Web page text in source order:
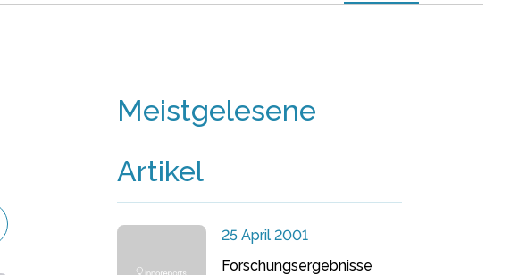
Meistgelesene
Artikel
25 April 2001
Forschungsergebnisse